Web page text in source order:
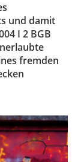
und damit
I 2 BGB
fremden